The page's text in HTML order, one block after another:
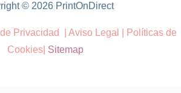
© 2026 PrintOnDirect
Privacidad Aviso Legal
Políticas de
Cookies Sitemap